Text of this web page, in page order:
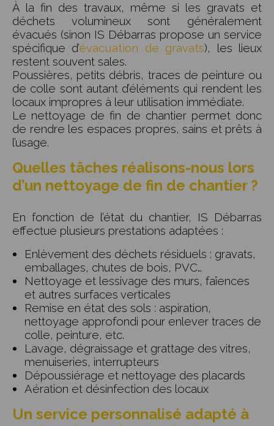
À la fin des travaux, même si les gravats et
déchets volumineux sont généralement
évacués (sinon IS Débarras propose un service
spécifique d’évacuation de gravats), les lieux
restent souvent sales.
Poussières, petits débris, traces de peinture ou
de colle sont autant d’éléments qui rendent les
locaux impropres à leur utilisation immédiate.
Le nettoyage de fin de chantier permet donc
de rendre les espaces propres, sains et prêts à
l’usage.
Quelles tâches réalisons-nous lors
d’un nettoyage de fin de chantier ?
En fonction de l’état du chantier, IS Débarras
effectue plusieurs prestations adaptées :
Enlèvement des déchets résiduels : gravats,
emballages, chutes de bois, PVC…
Nettoyage et lessivage des murs, faïences
et autres surfaces verticales
Remise en état des sols : aspiration,
nettoyage approfondi pour enlever traces de
colle, peinture, etc.
Lavage, dégraissage et grattage des vitres,
menuiseries, interrupteurs
Dépoussiérage et nettoyage des placards
Aération et désinfection des locaux
Un service personnalisé adapté à